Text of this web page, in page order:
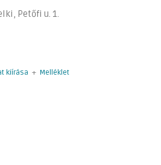
u. 1.
kiírása + Melléklet